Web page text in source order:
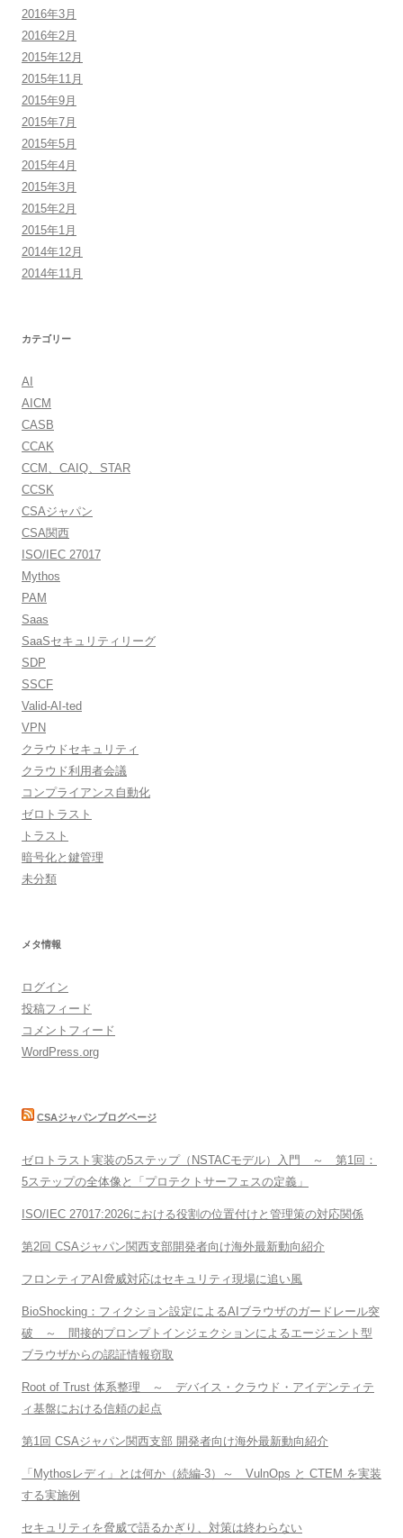
2016年3月
2016年2月
2015年12月
2015年11月
2015年9月
2015年7月
2015年5月
2015年4月
2015年3月
2015年2月
2015年1月
2014年12月
2014年11月
カテゴリー
AI
AICM
CASB
CCAK
CCM、CAIQ、STAR
CCSK
CSAジャパン
CSA関西
ISO/IEC 27017
Mythos
PAM
Saas
SaaSセキュリティリーグ
SDP
SSCF
Valid-AI-ted
VPN
クラウドセキュリティ
クラウド利用者会議
コンプライアンス自動化
ゼロトラスト
トラスト
暗号化と鍵管理
未分類
メタ情報
ログイン
投稿フィード
コメントフィード
WordPress.org
CSAジャパンブログページ
ゼロトラスト実装の5ステップ（NSTACモデル）入門 ～ 第1回：
5ステップの全体像と「プロテクトサーフェスの定義」
ISO/IEC 27017:2026における役割の位置付けと管理策の対応関係
第2回 CSAジャパン関西支部開発者向け海外最新動向紹介
フロンティアAI脅威対応はセキュリティ現場に追い風
BioShocking：フィクション設定によるAIブラウザのガードレール突
破 ～ 間接的プロンプトインジェクションによるエージェント型
ブラウザからの認証情報窃取
Root of Trust 体系整理 ～ デバイス・クラウド・アイデンティテ
ィ基盤における信頼の起点
第1回 CSAジャパン関西支部 開発者向け海外最新動向紹介
「Mythosレディ」とは何か（続編-3）～ VulnOps と CTEM を実装
する実施例
セキュリティを脅威で語るかぎり、対策は終わらない